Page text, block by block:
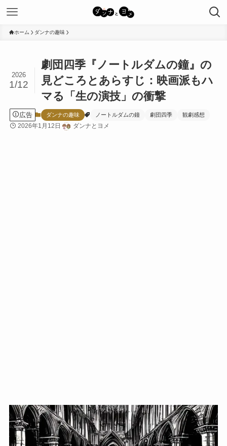
ホーム ダンナの趣味
劇団四季『ノートルダムの鐘』の
見どころとあらすじ：映画派もハ
マる「生の演技」の衝撃
2026
1/12
広告 ダンナの趣味 ノートルダムの鐘 劇団四季 観劇感想
2026年1月12日 ダンナとヨメ